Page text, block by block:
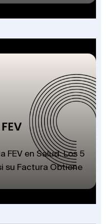
FEV en Salud: Los 5
su Factura Obtiene